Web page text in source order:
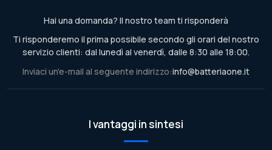
Hai una domanda? Il nostro team ti risponderà
Ti risponderemo il prima possibile secondo gli orari del nostro
servizio clienti: dal lunedì al venerdì, dalle 8:30 alle 18:00.
Inviaci un'e-mail al seguente indirizzo:info@batteriaone.it
I vantaggi in sintesi